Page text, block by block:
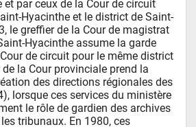
et par ceux de la Cour de circuit
Hyacinthe et le district de Saint-
le greffier de la Cour de magistrat
Hyacinthe assume la garde
de circuit pour le même district
la Cour provinciale prend la
des directions régionales des
lorsque ces services du ministère
le rôle de gardien des archives
tribunaux. En 1980, ces